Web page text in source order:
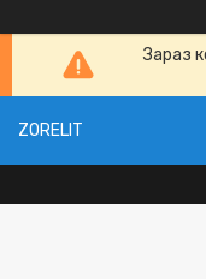
Зараз
ZORELIT